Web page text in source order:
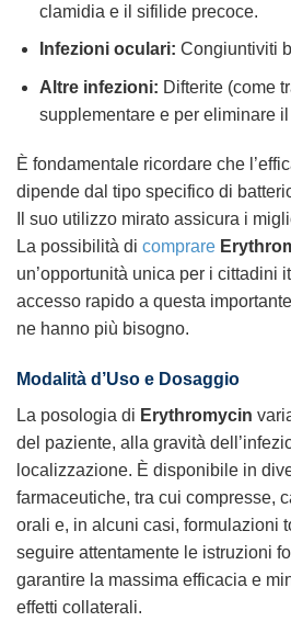
clamidia e il sifilide precoce.
Infezioni oculari: Congiuntiviti
Altre infezioni: Difterite (come
supplementare e per eliminare
È fondamentale ricordare che
dipende dal tipo specifico di
Il suo utilizzo mirato assicura i
La possibilità di comprare
un’opportunità unica per i cittadini
accesso rapido a questa
ne hanno più bisogno.
Modalità d’Uso e Dosaggio
La posologia di Erythromycin
del paziente, alla gravità
localizzazione. È disponibile in
farmaceutiche, tra cui compresse,
orali e, in alcuni casi, formulazioni
seguire attentamente le istruzioni
garantire la massima efficacia e
effetti collaterali.